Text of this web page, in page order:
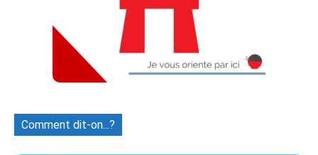
Comment dit-on...?